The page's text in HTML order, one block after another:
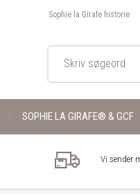
Sophie la Girafe historie
SOPHIE LA GIRAFE® & GCF
Vi sender